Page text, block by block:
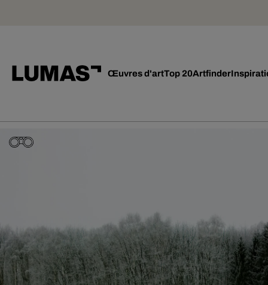
Œuvres d'artTop 20Artfinder